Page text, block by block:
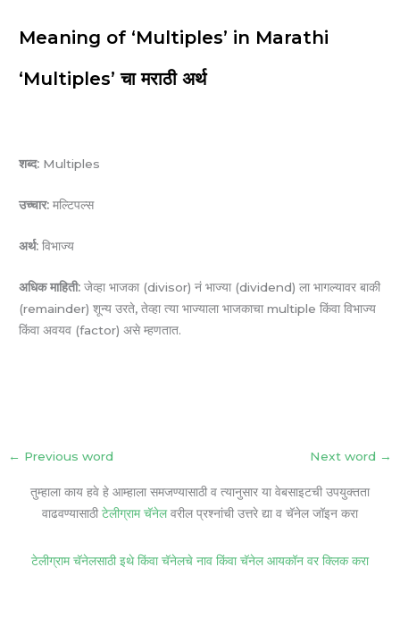
Meaning of ‘Multiples’ in Marathi
‘Multiples’ चा मराठी अर्थ
शब्द: Multiples
उच्चार: मल्टिपल्स
अर्थ: विभाज्य
अधिक माहिती: जेव्हा भाजका (divisor) नं भाज्या (dividend) ला भागल्यावर बाकी
(remainder) शून्य उरते, तेव्हा त्या भाज्याला भाजकाचा multiple किंवा विभाज्य
किंवा अवयव (factor) असे म्हणतात.
← Previous word Next word →
तुम्हाला काय हवे हे आम्हाला समजण्यासाठी व त्यानुसार या वेबसाइटची उपयुक्तता
वाढवण्यासाठी टेलीग्राम चॅनेलवरील प्रश्नांची उत्तरे द्या व चॅनेल जॉइन करा
टेलीग्राम चॅनेलसाठी इथे किंवा चॅनेलचे नाव किंवा चॅनेल आयकॉन वर क्लिक करा